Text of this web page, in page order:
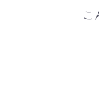
こ